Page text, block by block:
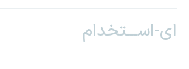
ای-اســـتخدام